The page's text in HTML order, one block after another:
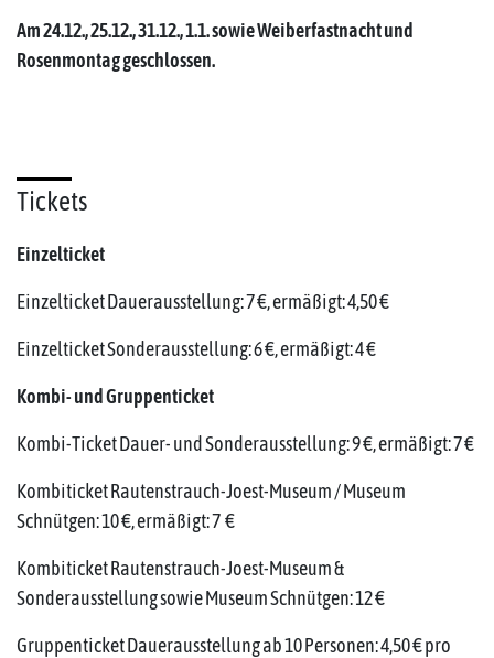
Am 24.12., 25.12., 31.12., 1.1. sowie Weiberfastnacht und
Rosenmontag geschlossen.
Tickets
Einzelticket
Einzelticket Dauerausstellung: 7 €, ermäßigt: 4,50 €
Einzelticket Sonderausstellung: 6 €, ermäßigt: 4 €
Kombi- und Gruppenticket
Kombi-Ticket Dauer- und Sonderausstellung: 9 €, ermäßigt: 7 €
Kombiticket Rautenstrauch-Joest-Museum / Museum
Schnütgen: 10 €, ermäßigt: 7 €
Kombiticket Rautenstrauch-Joest-Museum &
Sonderausstellung sowie Museum Schnütgen: 12 €
Gruppenticket Dauerausstellung ab 10 Personen: 4,50 € pro